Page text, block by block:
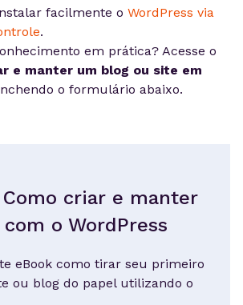
facilmente o WordPress via
.
em prática? Acesse o
e manter um blog ou site em
o formulário abaixo.
criar e manter
o WordPress
eBook como tirar seu primeiro
ou blog do papel utilizando o